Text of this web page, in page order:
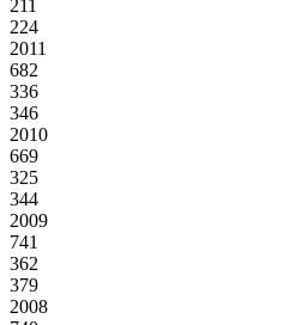
211
224
2011
682
336
346
2010
669
325
344
2009
741
362
379
2008